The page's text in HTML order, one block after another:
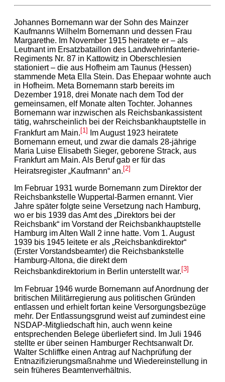
Johannes Bornemann war der Sohn des Mainzer
Kaufmanns Wilhelm Bornemann und dessen Frau
Margarethe. Im November 1915 heiratete er – als
Leutnant im Ersatzbataillon des Landwehrinfanterie-
Regiments Nr. 87 in Kattowitz in Oberschlesien
stationiert – die aus Hofheim am Taunus (Hessen)
stammende Meta Ella Stein. Das Ehepaar wohnte auch
in Hofheim. Meta Bornemann starb bereits im
Dezember 1918, drei Monate nach dem Tod der
gemeinsamen, elf Monate alten Tochter. Johannes
Bornemann war inzwischen als Reichsbankassistent
tätig, wahrscheinlich bei der Reichsbankhauptstelle in
Frankfurt am Main.[1]
Im August 1923 heiratete
Bornemann erneut, und zwar die damals 28-jährige
Maria Luise Elisabeth Sieger, geborene Strack, aus
Frankfurt am Main. Als Beruf gab er für das
Heiratsregister „Kaufmann“ an. [2]
Im Februar 1931 wurde Bornemann zum Direktor der
Reichsbankstelle Wuppertal-Barmen ernannt. Vier
Jahre später folgte seine Versetzung nach Hamburg,
wo er bis 1939 das Amt des „Direktors bei der
Reichsbank“ im Vorstand der Reichsbankhauptstelle
Hamburg im Alten Wall 2 inne hatte. Vom 1. August
1939 bis 1945 leitete er als „Reichsbankdirektor“
(Erster Vorstandsbeamter) die Reichsbankstelle
Hamburg-Altona, die direkt dem
Reichsbankdirektorium in Berlin unterstellt war. [3]
Im Februar 1946 wurde Bornemann auf Anordnung der
britischen Militärregierung aus politischen Gründen
entlassen und erhielt fortan keine Versorgungsbezüge
mehr. Der Entlassungsgrund weist auf zumindest eine
NSDAP-Mitgliedschaft hin, auch wenn keine
entsprechenden Belege überliefert sind. Im Juli 1946
stellte er über seinen Hamburger Rechtsanwalt Dr.
Walter Schliffke einen Antrag auf Nachprüfung der
Entnazifizierungsmaßnahme und Wiedereinstellung in
sein früheres Beamtenverhältnis.